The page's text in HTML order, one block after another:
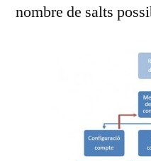
nombre de salts